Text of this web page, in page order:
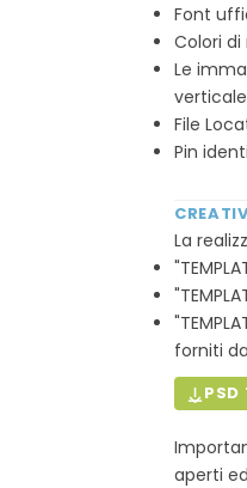
Font
Colori
Le
File
Pin
La
forniti
aperti